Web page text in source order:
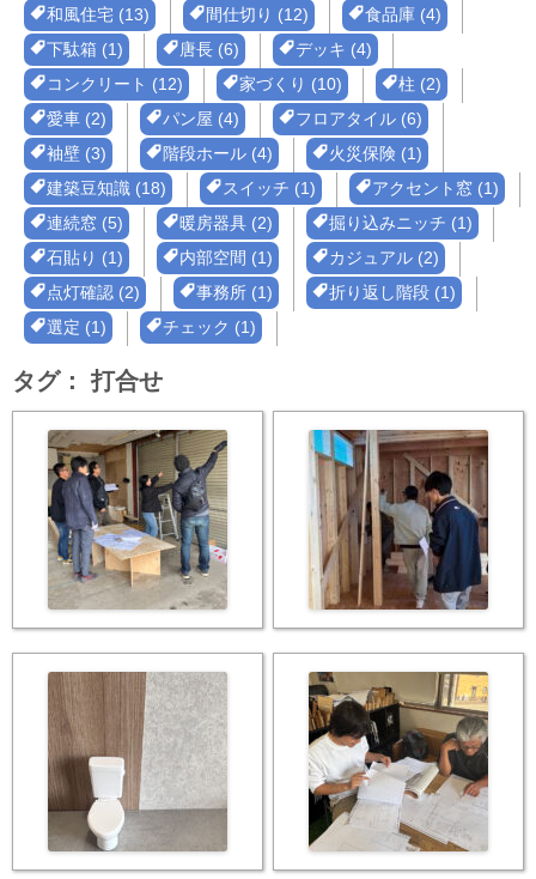
和風住宅 (13)
間仕切り (12)
食品庫 (4)
下駄箱 (1)
唐長 (6)
デッキ (4)
コンクリート (12)
家づくり (10)
柱 (2)
愛車 (2)
パン屋 (4)
フロアタイル (6)
袖壁 (3)
階段ホール (4)
火災保険 (1)
建築豆知識 (18)
スイッチ (1)
アクセント窓 (1)
連続窓 (5)
暖房器具 (2)
掘り込みニッチ (1)
石貼り (1)
内部空間 (1)
カジュアル (2)
点灯確認 (2)
事務所 (1)
折り返し階段 (1)
選定 (1)
チェック (1)
タグ： 打合せ